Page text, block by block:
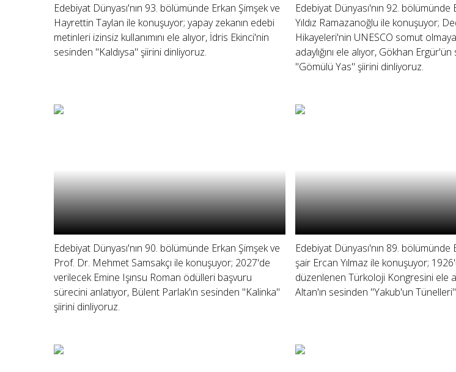
Edebiyat Dünyası'nın 93. bölümünde Erkan Şimşek ve
Hayrettin Taylan ile konuşuyor; yapay zekanın edebi
metinleri izinsiz kullanımını ele alıyor, İdris Ekinci'nin
sesinden "Kaldıysa" şiirini dinliyoruz.
Edebiyat Dünyası'nın 92. bölümünde
Yıldız Ramazanoğlu ile konuşuyor;
Hikayeleri'nin UNESCO somut
adaylığını ele alıyor, Gökhan
"Gömülü Yas" şiirini dinliyoruz.
Edebiyat Dünyası'nın 90. bölümünde Erkan Şimşek ve
Prof. Dr. Mehmet Samsakçı ile konuşuyor; 2027'de
verilecek Emine Işınsu Roman ödülleri başvuru
sürecini anlatıyor, Bülent Parlak'ın sesinden "Kalinka"
şiirini dinliyoruz.
Edebiyat Dünyası'nın 89. bölümünde
şair Ercan Yılmaz ile konuşuyor;
düzenlenen Türkoloji Kongresini ele
Altan'ın sesinden "Yakub'un